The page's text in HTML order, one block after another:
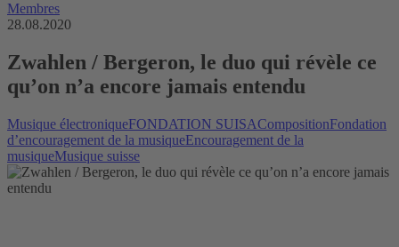
Membres
28.08.2020
Zwahlen / Bergeron, le duo qui révèle ce
qu’on n’a encore jamais entendu
Musique électroniqueFONDATION SUISACompositionFondation
d’encouragement de la musiqueEncouragement de la
musiqueMusique suisse